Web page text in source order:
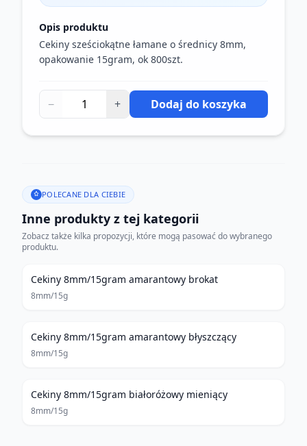
Opis produktu
Cekiny sześciokątne łamane o średnicy 8mm,
opakowanie 15gram, ok 800szt.
− + Dodaj do koszyka
POLECANE DLA CIEBIE
Inne produkty z tej kategorii
Zobacz także kilka propozycji, które mogą pasować do wybranego
produktu.
Cekiny 8mm/15gram amarantowy brokat
8mm/15g
Cekiny 8mm/15gram amarantowy błyszczący
8mm/15g
Cekiny 8mm/15gram białoróżowy mieniący
8mm/15g